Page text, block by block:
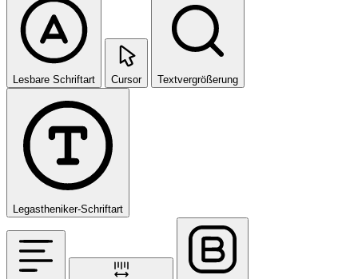
Lesbare Schriftart Cursor Textvergrößerung
Legastheniker-Schriftart